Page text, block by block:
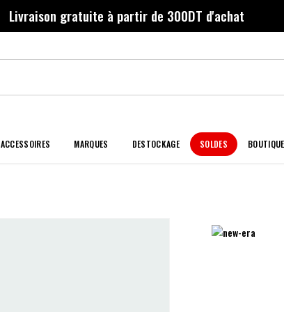
Livraison gratuite à partir de 300DT d'achat
ACCESSOIRES MARQUES DESTOCKAGE SOLDES